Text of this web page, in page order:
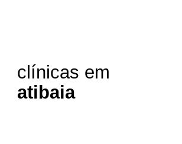
clínicas em
atibaia